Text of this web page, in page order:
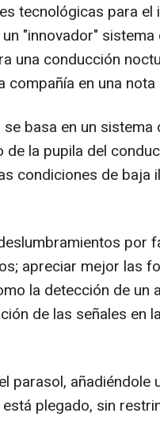
tecnológicas para el
"innovador"
una conducción
en una nota
basa en un sistema
la pupila del
condiciones de baja
por
apreciar mejor las
la detección de un
de las señales en
parasol, añadiéndole
plegado, sin